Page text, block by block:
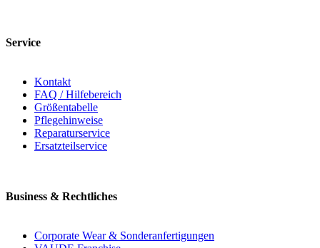
Service
Kontakt
FAQ / Hilfebereich
Größentabelle
Pflegehinweise
Reparaturservice
Ersatzteilservice
Business & Rechtliches
Corporate Wear & Sonderanfertigungen